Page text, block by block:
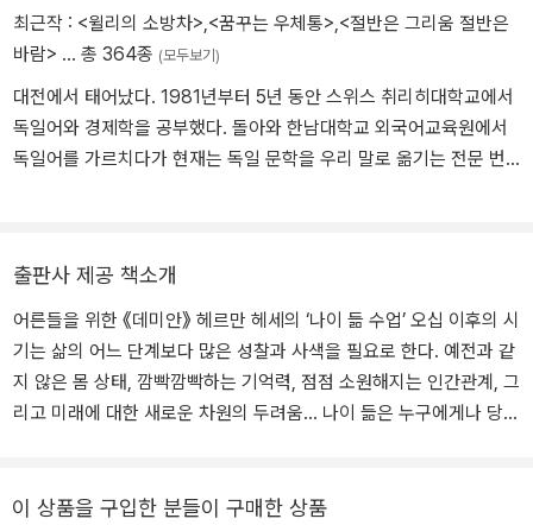
워』 등을 발표하며 입지를 탄탄하게 다졌다. 1914년 1차 세계대전이
발발했을 때 ‘독일포로구호’에서 일하며 전쟁포로들과 억류자들을 위
의 비인간성을 규탄했다. 이런 활동들로 인해 그의 작품들은 독일 내
에서 불온서적으로 낙인찍히기도 했다. 전쟁 기간 당시 정신적 어려
움을 겪다 카를 구스타프 융에게 심리치료를 받았으며, 종전 뒤인 19
아 베를린시에서 주관하는 폰타네상을 수상했다. 이후 『싯다르타』,
『나르치스와 골드문트』, 『황야의 이리』, 『유리알 유희』 등 여러 작품
으로 수많은 독자들을 매료시켰다. 그러나 군국주의와 국가주의에 비
판적이고 나치를 경계한다는 이유로 그의 입지는 점점 좁아졌고, 나
치 집권 이후에는 독일 내에서 작품의 제작과 판매가 어려워졌다. 종
전 뒤인 1946년부터 독일에서 다시 헤세의 작품이 출간되기 시작했
관하는 평화상을 수상했다. 1962년 스위스 몬타뇰라에서 세상을 떠
사람은 행복하다》, 《화가 헤세》, 《헤르만 헤세, 내게 손을 내밀다: 영
혼을 울리는 치유의 메시지》, 《헤르만 헤세의 사랑, 예술, 인생》, 《어
쩌면 괜찮은 나이: 오십 이후의 삶, 죽음, 그리고 사랑》, 《헤르만 헤세
의 나무들》 등의 도서가 소개되어 많은 사랑을 받았다.
최근작 : <윌리의 소방차> <꿈꾸는 우체통> <절반은 그리움 절반은
바람> … 총 364종 (모두보기)
대전에서 태어났다. 1981년부터 5년 동안 스위스 취리히대학교에서
독일어와 경제학을 공부했다. 돌아와 한남대학교 외국어교육원에서
독일어를 가르치다가 현재는 독일 문학을 우리 말로 옮기는 전문 번
출판사 제공 책소개
어른들을 위한 《데미안》 헤르만 헤세의 ‘나이 듦 수업’ 오십 이후의 시
기는 삶의 어느 단계보다 많은 성찰과 사색을 필요로 한다. 예전과 같
지 않은 몸 상태, 깜빡깜빡하는 기억력, 점점 소원해지는 인간관계, 그
리고 미래에 대한 새로운 차원의 두려움... 나이 듦은 누구에게나 당혹
모아놓은 선집이다. 우아한 필치의 에세이와 시, 아포리즘이 서로 어
이 상품을 구입한 분들이 구매한 상품